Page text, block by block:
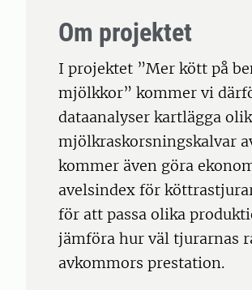
Om projektet
I projektet ”Mer kött på
mjölkkor” kommer vi
dataanalyser kartlägga
mjölkraskorsningskalvar
kommer även göra
avelsindex för
för att passa olika
jämföra hur väl tjurarnas
avkommors prestation.